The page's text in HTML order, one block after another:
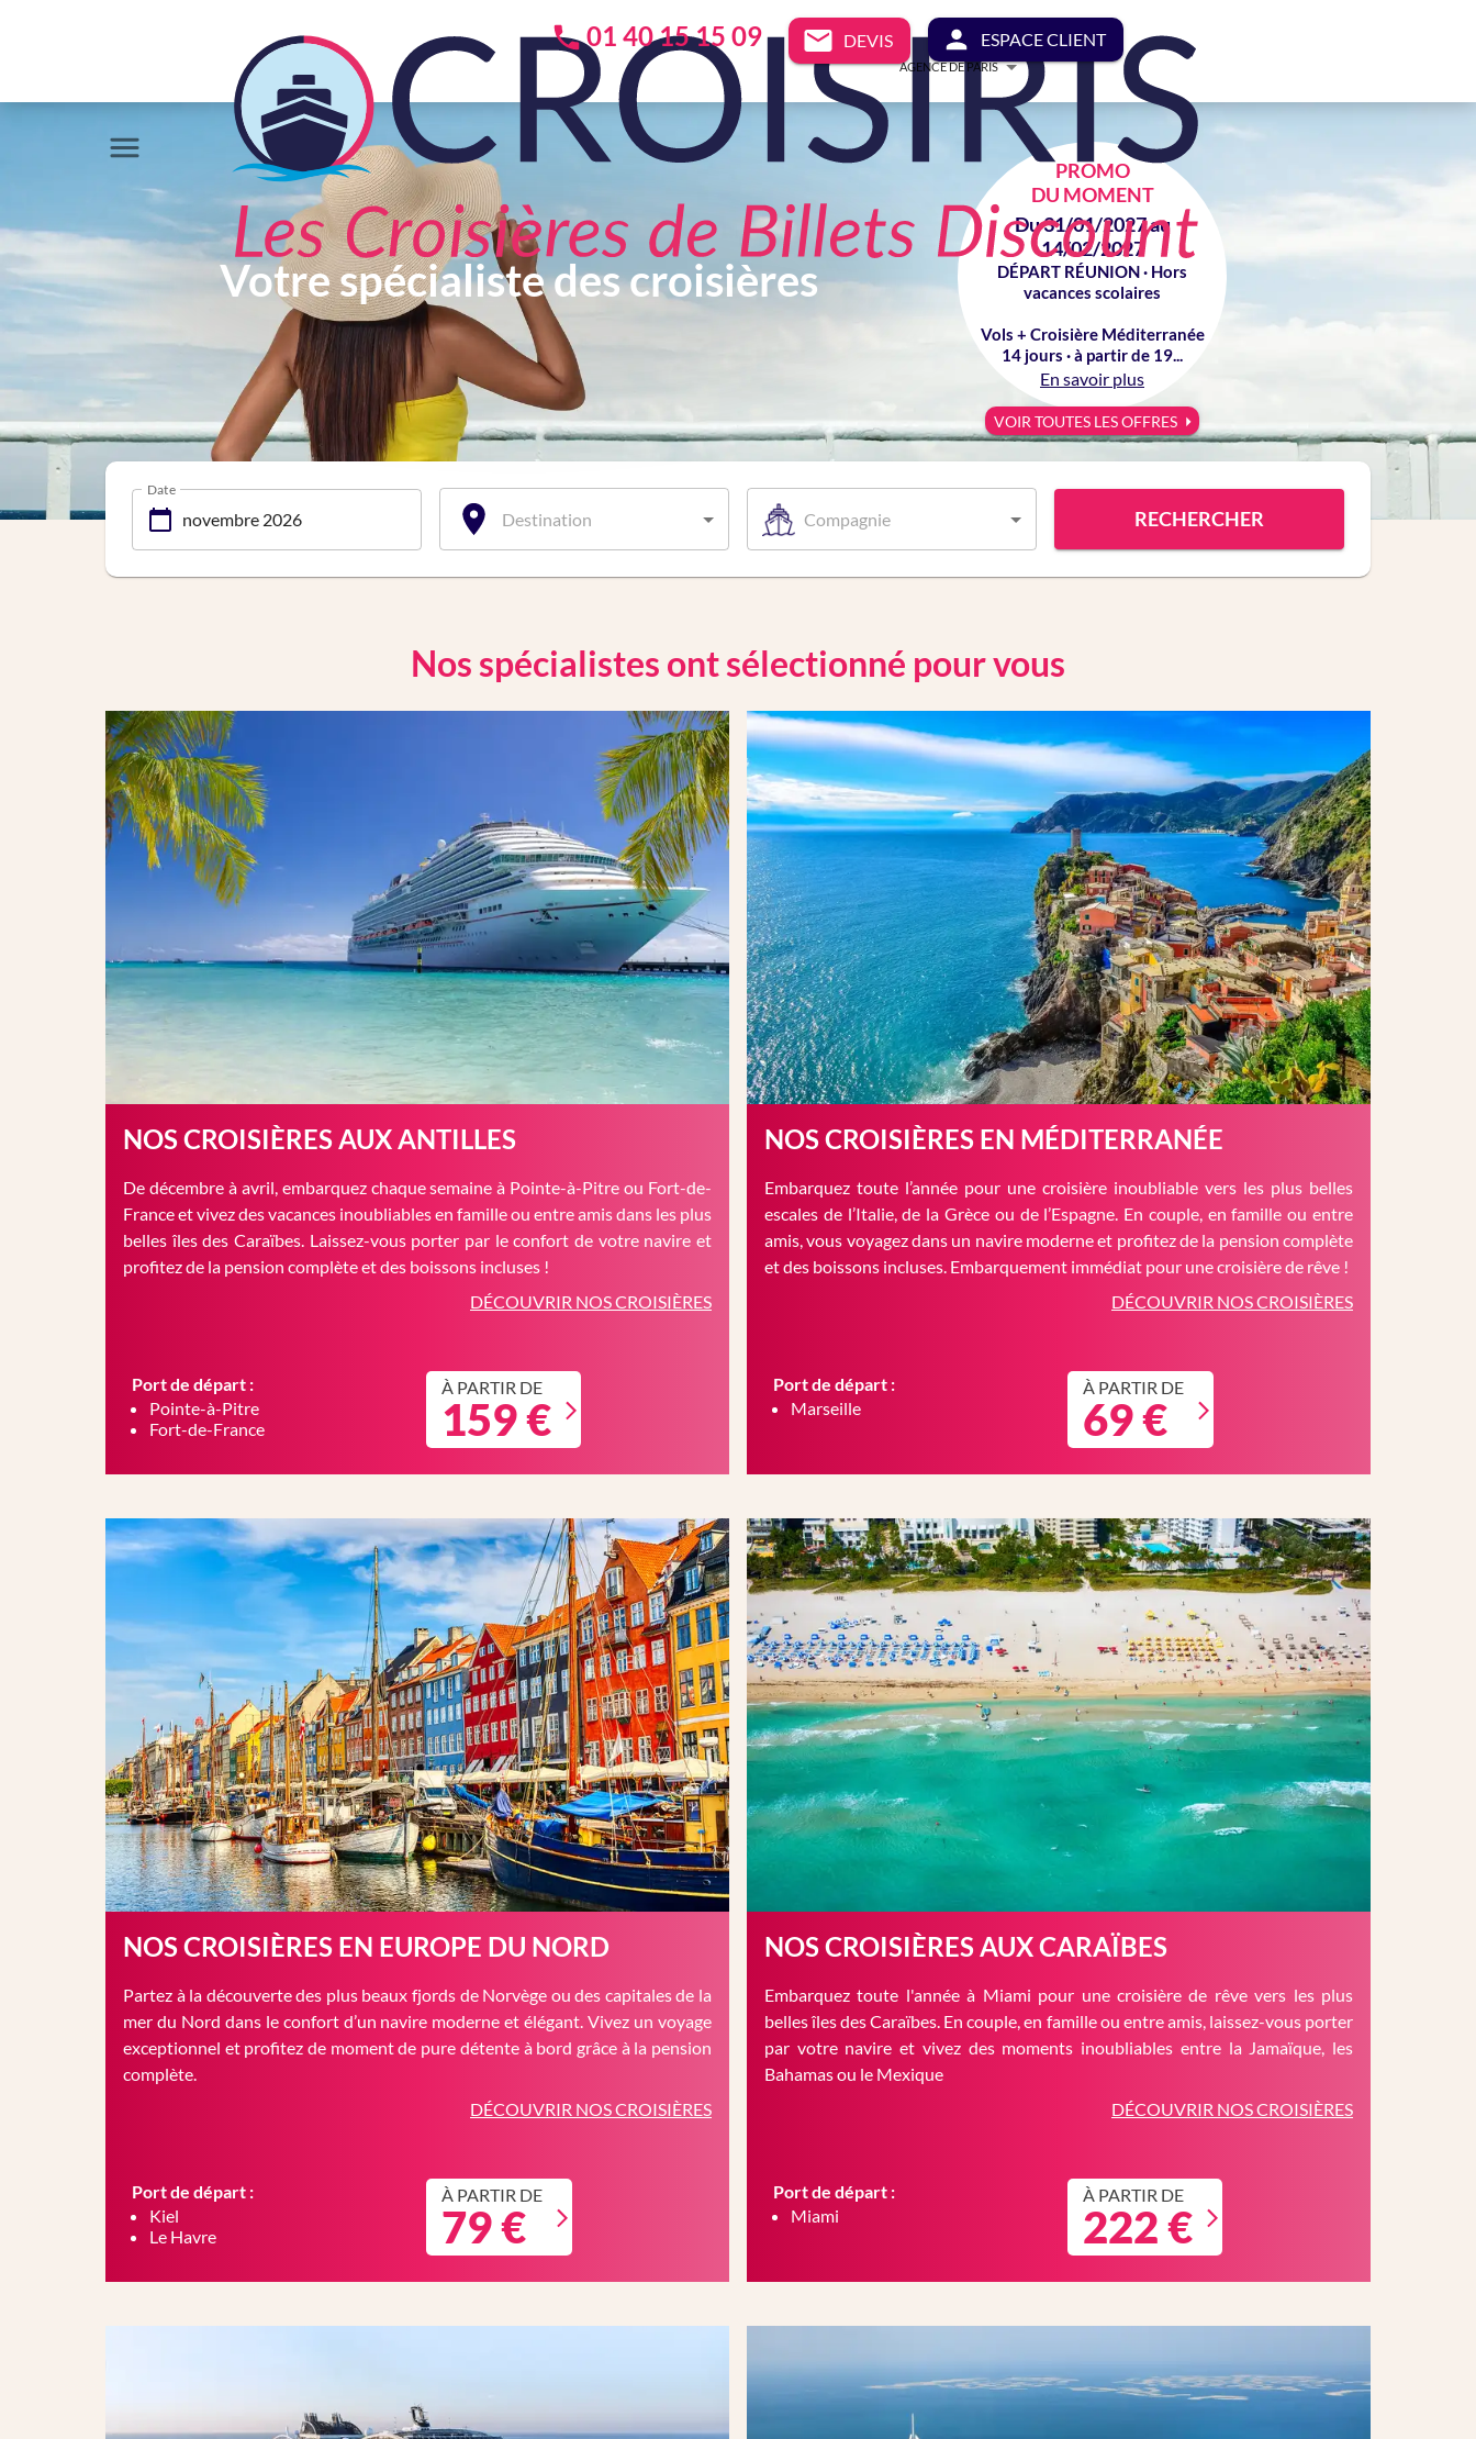
01 40 15 15 09 DEVIS ESPACE CLIENT
AGENCE DE PARIS
Votre spécialiste des croisières
PROMO
DU MOMENT
Du 31/01/2027 au
14/02/2027
DÉPART RÉUNION · Hors
vacances scolaires
Vols + Croisière Méditerranée
14 jours · à partir de 19...
En savoir plus
VOIR TOUTES LES OFFRES
Date
Destination Compagnie RECHERCHER
Nos spécialistes ont sélectionné pour vous
NOS CROISIÈRES AUX ANTILLES
De décembre à avril, embarquez chaque semaine à Pointe-à-Pitre ou Fort-de-
France et vivez des vacances inoubliables en famille ou entre amis dans les plus
belles îles des Caraïbes. Laissez-vous porter par le confort de votre navire et
profitez de la pension complète et des boissons incluses !
DÉCOUVRIR NOS CROISIÈRES
Port de départ :
Pointe-à-Pitre
Fort-de-France
À PARTIR DE
159 €
NOS CROISIÈRES EN MÉDITERRANÉE
Embarquez toute l’année pour une croisière inoubliable vers les plus belles
escales de l’Italie, de la Grèce ou de l’Espagne. En couple, en famille ou entre
amis, vous voyagez dans un navire moderne et profitez de la pension complète
et des boissons incluses. Embarquement immédiat pour une croisière de rêve !
DÉCOUVRIR NOS CROISIÈRES
Port de départ :
Marseille
À PARTIR DE
69 €
NOS CROISIÈRES EN EUROPE DU NORD
Partez à la découverte des plus beaux fjords de Norvège ou des capitales de la
mer du Nord dans le confort d’un navire moderne et élégant. Vivez un voyage
exceptionnel et profitez de moment de pure détente à bord grâce à la pension
complète.
DÉCOUVRIR NOS CROISIÈRES
Port de départ :
Kiel
Le Havre
À PARTIR DE
79 €
NOS CROISIÈRES AUX CARAÏBES
Embarquez toute l'année à Miami pour une croisière de rêve vers les plus
belles îles des Caraïbes. En couple, en famille ou entre amis, laissez-vous porter
par votre navire et vivez des moments inoubliables entre la Jamaïque, les
Bahamas ou le Mexique
DÉCOUVRIR NOS CROISIÈRES
Port de départ :
Miami
À PARTIR DE
222 €